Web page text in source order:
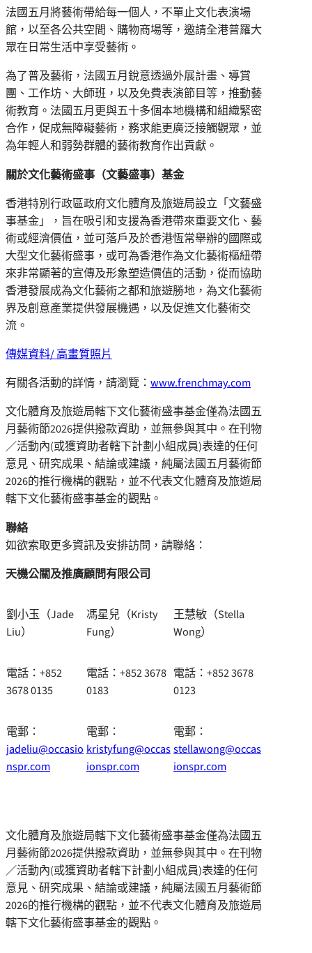
法國五月將藝術帶給每一個人，不單止文化表演場
館，以至各公共空間、購物商場等，邀請全港普羅大
眾在日常生活中享受藝術。
為了普及藝術，法國五月銳意透過外展計畫、導賞
團、工作坊、大師班，以及免費表演節目等，推動藝
術教育。法國五月更與五十多個本地機構和組織緊密
合作，促成無障礙藝術，務求能更廣泛接觸觀眾，並
為年輕人和弱勢群體的藝術教育作出貢獻。
關於文化藝術盛事（文藝盛事）基金
香港特別行政區政府文化體育及旅遊局設立「文藝盛
事基金」，旨在吸引和支援為香港帶來重要文化、藝
術或經濟價值，並可落戶及於香港恆常舉辦的國際或
大型文化藝術盛事，或可為香港作為文化藝術樞紐帶
來非常顯著的宣傳及形象塑造價值的活動，從而協助
香港發展成為文化藝術之都和旅遊勝地，為文化藝術
界及創意產業提供發展機遇，以及促進文化藝術交
流。
傳媒資料/ 高畫質照片
有關各活動的詳情，請瀏覽： www.frenchmay.com
文化體育及旅遊局轄下文化藝術盛事基金僅為法國五
月藝術節2026提供撥款資助，並無參與其中。在刊物
／活動內(或獲資助者轄下計劃小組成員)表達的任何
意見、研究成果、結論或建議，純屬法國五月藝術節
2026的推行機構的觀點，並不代表文化體育及旅遊局
轄下文化藝術盛事基金的觀點。
聯絡
如欲索取更多資訊及安排訪問，請聯絡：
天機公關及推廣顧問有限公司
劉小玉（Jade
Liu）
馮星兒（Kristy
Fung）
王慧敏（Stella
Wong）
電話：+852
3678 0135
電話：+852 3678
0183
電話：+852 3678
0123
電郵：
jadeliu@occasio
nspr.com
電郵：
kristyfung@occas
ionspr.com
電郵：
stellawong@occas
ionspr.com
文化體育及旅遊局轄下文化藝術盛事基金僅為法國五
月藝術節2026提供撥款資助，並無參與其中。在刊物
／活動內(或獲資助者轄下計劃小組成員)表達的任何
意見、研究成果、結論或建議，純屬法國五月藝術節
2026的推行機構的觀點，並不代表文化體育及旅遊局
轄下文化藝術盛事基金的觀點。